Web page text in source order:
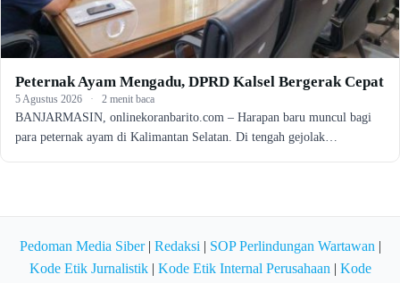
Peternak Ayam Mengadu, DPRD Kalsel Bergerak Cepat
5 Agustus 2026 · 2 menit baca
BANJARMASIN, onlinekoranbarito.com – Harapan baru muncul bagi
para peternak ayam di Kalimantan Selatan. Di tengah gejolak…
Pedoman Media Siber| Redaksi | SOP Perlindungan Wartawan |
Kode Etik Jurnalistik| Kode Etik Internal Perusahaan | Kode